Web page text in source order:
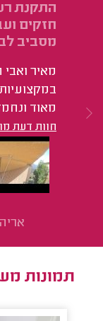
התקנת
חזקים
מסביב
מאיר
מאוד
חוות דעת
תמונות